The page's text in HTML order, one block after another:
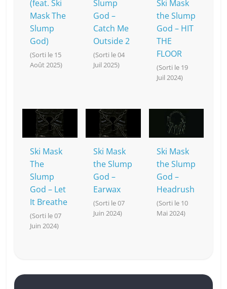
(feat. Ski
Mask The
Slump
God)
(Sorti le 15
Août 2025)
Slump
God –
Catch Me
Outside 2
(Sorti le 04
Juil 2025)
Ski Mask
the Slump
God – HIT
THE
FLOOR
(Sorti le 19
Juil 2024)
Ski Mask
The
Slump
God – Let
It Breathe
(Sorti le 07
Juin 2024)
Ski Mask
the Slump
God –
Earwax
(Sorti le 07
Juin 2024)
Ski Mask
the Slump
God –
Headrush
(Sorti le 10
Mai 2024)